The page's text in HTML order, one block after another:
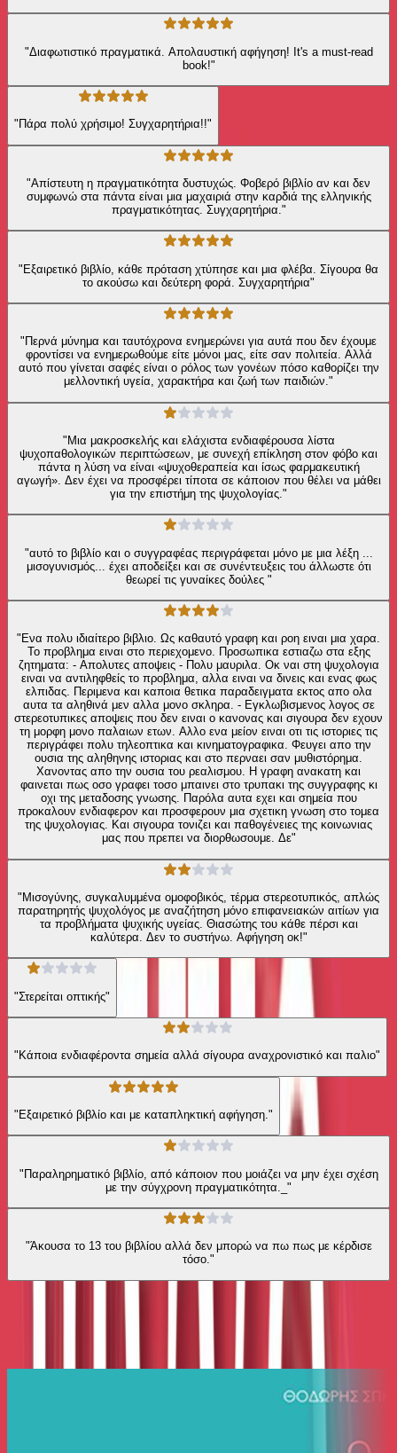
"Διαφωτιστικό πραγματικά. Απολαυστική αφήγηση! It's a must-read
book!"
"Πάρα πολύ χρήσιμο! Συγχαρητήρια!!"
"Απίστευτη η πραγματικότητα δυστυχώς. Φοβερό βιβλίο αν και δεν
συμφωνώ στα πάντα είναι μια μαχαιριά στην καρδιά της ελληνικής
πραγματικότητας. Συγχαρητήρια."
"Εξαιρετικό βιβλίο, κάθε πρόταση χτύπησε και μια φλέβα. Σίγουρα θα
το ακούσω και δεύτερη φορά. Συγχαρητήρια"
"Περνά μύνημα και ταυτόχρονα ενημερώνει για αυτά που δεν έχουμε
φροντίσει να ενημερωθούμε είτε μόνοι μας, είτε σαν πολιτεία. Αλλά
αυτό που γίνεται σαφές είναι ο ρόλος των γονέων πόσο καθορίζει την
μελλοντική υγεία, χαρακτήρα και ζωή των παιδιών."
"Μια μακροσκελής και ελάχιστα ενδιαφέρουσα λίστα
ψυχοπαθολογικών περιπτώσεων, με συνεχή επίκληση στον φόβο και
πάντα η λύση να είναι «ψυχοθεραπεία και ίσως φαρμακευτική
αγωγή». Δεν έχει να προσφέρει τίποτα σε κάποιον που θέλει να μάθει
για την επιστήμη της ψυχολογίας."
"αυτό το βιβλίο και ο συγγραφέας περιγράφεται μόνο με μια λέξη ...
μισογυνισμός... έχει αποδείξει και σε συνέντευξεις του άλλωστε ότι
θεωρεί τις γυναίκες δούλες "
"Ενα πολυ ιδιαίτερο βιβλιο. Ως καθαυτό γραφη και ροη ειναι μια χαρα.
Το προβλημα ειναι στο περιεχομενο. Προσωπικα εστιαζω στα εξης
ζητηματα: - Απολυτες αποψεις - Πολυ μαυριλα. Οκ ναι στη ψυχολογια
ειναι να αντιληφθείς το προβλημα, αλλα ειναι να δινεις και ενας φως
ελπιδας. Περιμενα και καποια θετικα παραδειγματα εκτος απο ολα
αυτα τα αληθινά μεν αλλα μονο σκληρα. - Εγκλωβισμενος λογος σε
στερεοτυπικες αποψεις που δεν ειναι ο κανονας και σιγουρα δεν εχουν
τη μορφη μονο παλαιων ετων. Αλλο ενα μείον ειναι οτι τις ιστοριες τις
περιγράφει πολυ τηλεοπτικα και κινηματογραφικα. Φευγει απο την
ουσια της αληθηνης ιστοριας και στο περναει σαν μυθιστόρημα.
Χανοντας απο την ουσια του ρεαλισμου. Η γραφη ανακατη και
φαινεται πως οσο γραφει τοσο μπαινει στο τρυπακι της συγγραφης κι
οχι της μεταδοσης γνωσης. Παρόλα αυτα εχει και σημεία που
προκαλουν ενδιαφερον και προσφερουν μια σχετικη γνωση στο τομεα
της ψυχολογιας. Και σιγουρα τονιζει και παθογένειες της κοινωνιας
μας που πρεπει να διορθωσουμε. Δε"
"Μισογύνης, συγκαλυμμένα ομοφοβικός, τέρμα στερεοτυπικός, απλώς
παρατηρητής ψυχολόγος με αναζήτηση μόνο επιφανειακών αιτίων για
τα προβλήματα ψυχικής υγείας. Θιασώτης του κάθε πέρσι και
καλύτερα. Δεν το συστήνω. Αφήγηση οκ!"
"Στερείται οπτικής"
"Κάποια ενδιαφέροντα σημεία αλλά σίγουρα αναχρονιστικό και παλιο"
"Εξαιρετικό βιβλίο και με καταπληκτική αφήγηση."
"Παραληρηματικό βιβλίο, από κάποιον που μοιάζει να μην έχει σχέση
με την σύγχρονη πραγματικότητα._"
"Άκουσα το 13 του βιβλίου αλλά δεν μπορώ να πω πως με κέρδισε
τόσο."
Ίδιος Αφηγητής